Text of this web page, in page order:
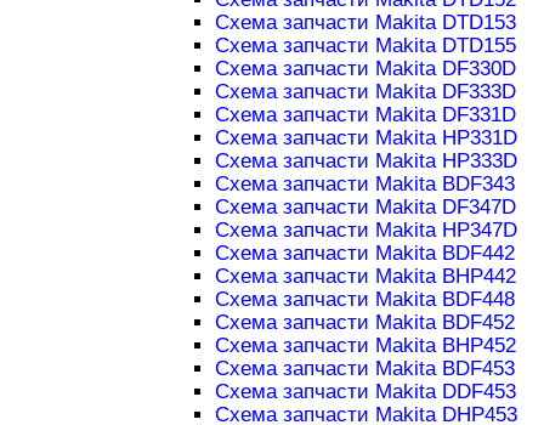
Схема запчасти Makita DTD153
Схема запчасти Makita DTD155
Схема запчасти Makita DF330D
Схема запчасти Makita DF333D
Схема запчасти Makita DF331D
Схема запчасти Makita HP331D
Схема запчасти Makita HP333D
Схема запчасти Makita BDF343
Схема запчасти Makita DF347D
Схема запчасти Makita HP347D
Схема запчасти Makita BDF442
Схема запчасти Makita BHP442
Схема запчасти Makita BDF448
Схема запчасти Makita BDF452
Схема запчасти Makita BHP452
Схема запчасти Makita BDF453
Схема запчасти Makita DDF453
Схема запчасти Makita DHP453